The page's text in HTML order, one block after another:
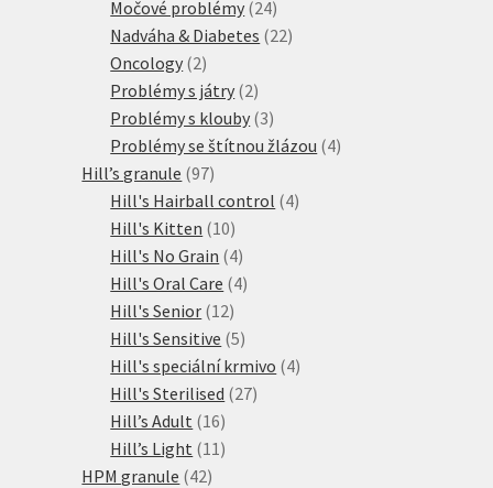
produktů
Močové problémy 2424
produktů
Nadváha & Diabetes 2222
Oncology 22
produkty
Problémy s játry 22
produkty
Problémy s klouby 33
produkty
Problémy se štítnou žlázou 44
Hill’s granule 9797
produktů
Hill's Hairball control 44
Hill's Kitten 1010
produktů
Hill's No Grain 44
produkty
Hill's Oral Care 44
Hill's Senior 1212
produktů
Hill's Sensitive 55
produktů
Hill's speciální krmivo 44
Hill's Sterilised 2727
Hill’s Adult 1616
produktů
Hill’s Light 11 11
HPM granule 4242